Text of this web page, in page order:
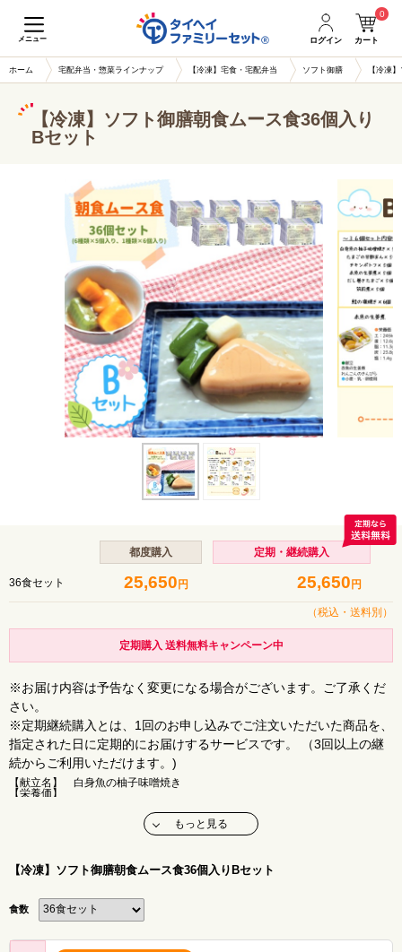
メニュー ログイン カート
0
ホーム 宅配弁当・惣菜ラインナップ 【冷凍】宅食・宅配弁当 ソフト御膳 【冷凍
【冷凍】ソフト御膳朝食ムース食36個入り
Bセット
都度購入 定期・継続購入
36食セット 25,650 円 25,650 円
（税込・ 送料別 ）
定期購入 送料無料キャンペーン中
※お届け内容は予告なく変更になる場合がございます。ご了承くだ
さい。
※定期継続購入とは、1回のお申し込みでご注文いただいた商品を、
指定された日に定期的にお届けするサービスです。 （3回以上の継
続からご利用いただけます。)
【献立名】 白身魚の柚子味噌焼き
【栄養価】
【献立名】
たまごの甘酢あん
エネルギー：284kcal
たんぱく質：12.8g
脂質：15.5g
塩分：1.2g
もっと見る
【冷凍】ソフト御膳朝食ムース食36個入りBセット
食数